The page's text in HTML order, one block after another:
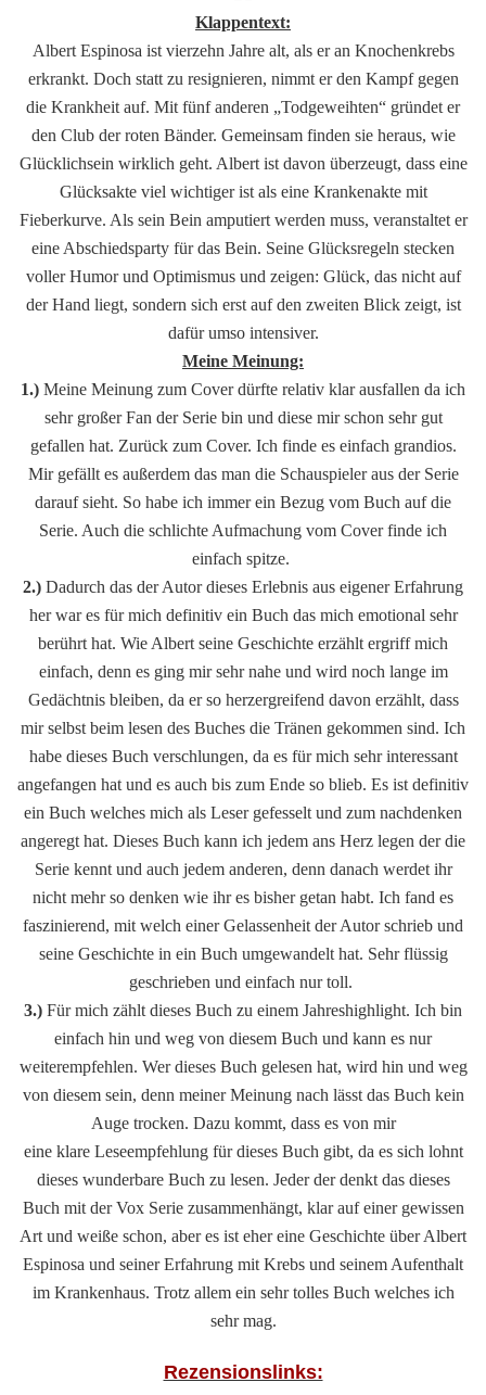
Klappentext:
Albert Espinosa ist vierzehn Jahre alt, als er an Knochenkrebs
erkrankt. Doch statt zu resignieren, nimmt er den Kampf gegen
die Krankheit auf. Mit fünf anderen „Todgeweihten“ gründet er
den Club der roten Bänder. Gemeinsam finden sie heraus, wie
Glücklichsein wirklich geht. Albert ist davon überzeugt, dass eine
Glücksakte viel wichtiger ist als eine Krankenakte mit
Fieberkurve. Als sein Bein amputiert werden muss, veranstaltet er
eine Abschiedsparty für das Bein. Seine Glücksregeln stecken
voller Humor und Optimismus und zeigen: Glück, das nicht auf
der Hand liegt, sondern sich erst auf den zweiten Blick zeigt, ist
dafür umso intensiver.
Meine Meinung:
1.) Meine Meinung zum Cover dürfte relativ klar ausfallen da ich
sehr großer Fan der Serie bin und diese mir schon sehr gut
gefallen hat. Zurück zum Cover. Ich finde es einfach grandios.
Mir gefällt es außerdem das man die Schauspieler aus der Serie
darauf sieht. So habe ich immer ein Bezug vom Buch auf die
Serie. Auch die schlichte Aufmachung vom Cover finde ich
einfach spitze.
2.) Dadurch das der Autor dieses Erlebnis aus eigener Erfahrung
her war es für mich definitiv ein Buch das mich emotional sehr
berührt hat. Wie Albert seine Geschichte erzählt ergriff mich
einfach, denn es ging mir sehr nahe und wird noch lange im
Gedächtnis bleiben, da er so herzergreifend davon erzählt, dass
mir selbst beim lesen des Buches die Tränen gekommen sind. Ich
habe dieses Buch verschlungen, da es für mich sehr interessant
angefangen hat und es auch bis zum Ende so blieb. Es ist definitiv
ein Buch welches mich als Leser gefesselt und zum nachdenken
angeregt hat. Dieses Buch kann ich jedem ans Herz legen der die
Serie kennt und auch jedem anderen, denn danach werdet ihr
nicht mehr so denken wie ihr es bisher getan habt. Ich fand es
faszinierend, mit welch einer Gelassenheit der Autor schrieb und
seine Geschichte in ein Buch umgewandelt hat. Sehr flüssig
geschrieben und einfach nur toll.
3.) Für mich zählt dieses Buch zu einem Jahreshighlight. Ich bin
einfach hin und weg von diesem Buch und kann es nur
weiterempfehlen. Wer dieses Buch gelesen hat, wird hin und weg
von diesem sein, denn meiner Meinung nach lässt das Buch kein
Auge trocken. Dazu kommt, dass es von mir
eine klare Leseempfehlung für dieses Buch gibt, da es sich lohnt
dieses wunderbare Buch zu lesen. Jeder der denkt das dieses
Buch mit der Vox Serie zusammenhängt, klar auf einer gewissen
Art und weiße schon, aber es ist eher eine Geschichte über Albert
Espinosa und seiner Erfahrung mit Krebs und seinem Aufenthalt
im Krankenhaus. Trotz allem ein sehr tolles Buch welches ich
sehr mag.
Rezensionslinks: